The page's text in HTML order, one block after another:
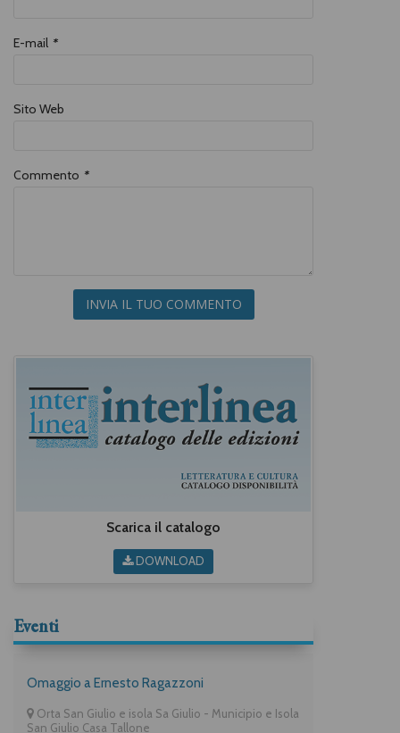
E-mail *
Sito Web
Commento *
INVIA IL TUO COMMENTO
Scarica il catalogo
DOWNLOAD
Eventi
Omaggio a Ernesto Ragazzoni
Orta San Giulio e isola Sa Giulio - Municipio e Isola
San Giulio Casa Tallone